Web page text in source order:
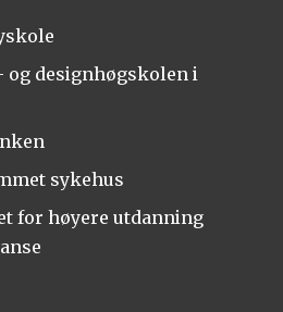
designhøgskolen i
sykehus
for høyere utdanning